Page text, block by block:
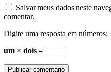
Salvar meus dados neste
comentar.
Digite uma resposta em números:
um × dois =